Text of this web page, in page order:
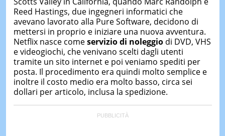
&
&
Reed Hastings, due ingegneri informatici che
avevano lavorato alla Pure Software, decidono di
mettersi in proprio e iniziare una nuova avventura.
Netflix nasce comeservizio di noleggiodi DVD, VHS
e videogiochi, che venivano scelti dagli utenti
tramite un sito internet e poi veniamo spediti per
posta. Il procedimento era quindi molto semplice e
inoltre il costo medio era molto basso, circa sei
dollari per articolo, inclusa la spedizione.